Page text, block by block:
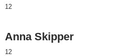
12
Anna Skipper
12